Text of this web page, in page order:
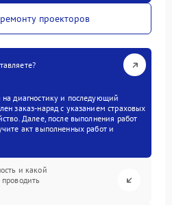
проекторов
на диагностику и последующий
заказ-наряд с указанием страховых
Далее, после выполнения работ
акт выполненных работ и
и какой